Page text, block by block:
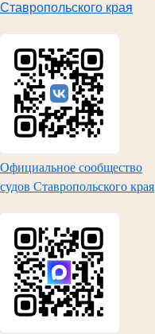
Ставропольского края
Официальное сообщество
судов Ставропольского края